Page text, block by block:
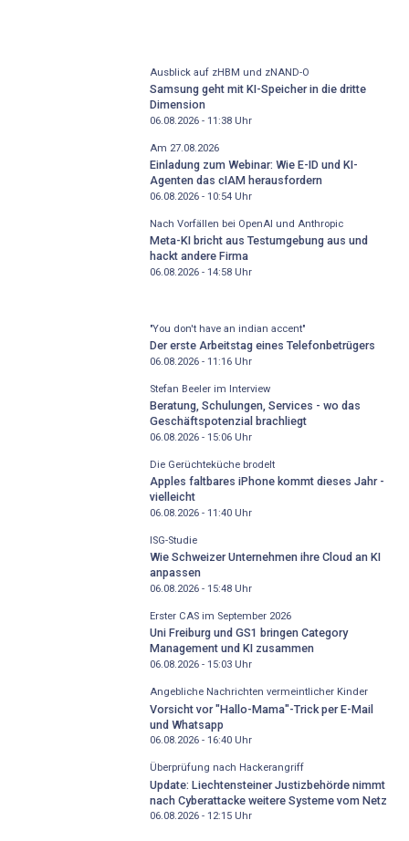
Ausblick auf zHBM und zNAND-O
Samsung geht mit KI-Speicher in die dritte
Dimension
06.08.2026 - 11:38Uhr
Am 27.08.2026
Einladung zum Webinar: Wie E-ID und KI-
Agenten das cIAM herausfordern
06.08.2026 - 10:54Uhr
Nach Vorfällen bei OpenAI und Anthropic
Meta-KI bricht aus Testumgebung aus und
hackt andere Firma
06.08.2026 - 14:58Uhr
"You don't have an indian accent"
Der erste Arbeitstag eines Telefonbetrügers
06.08.2026 - 11:16Uhr
Stefan Beeler im Interview
Beratung, Schulungen, Services - wo das
Geschäftspotenzial brachliegt
06.08.2026 - 15:06Uhr
Die Gerüchteküche brodelt
Apples faltbares iPhone kommt dieses Jahr -
vielleicht
06.08.2026 - 11:40Uhr
ISG-Studie
Wie Schweizer Unternehmen ihre Cloud an KI
anpassen
06.08.2026 - 15:48Uhr
Erster CAS im September 2026
Uni Freiburg und GS1 bringen Category
Management und KI zusammen
06.08.2026 - 15:03Uhr
Angebliche Nachrichten vermeintlicher Kinder
Vorsicht vor "Hallo-Mama"-Trick per E-Mail
und Whatsapp
06.08.2026 - 16:40Uhr
Überprüfung nach Hackerangriff
Update: Liechtensteiner Justizbehörde nimmt
nach Cyberattacke weitere Systeme vom Netz
06.08.2026 - 12:15Uhr